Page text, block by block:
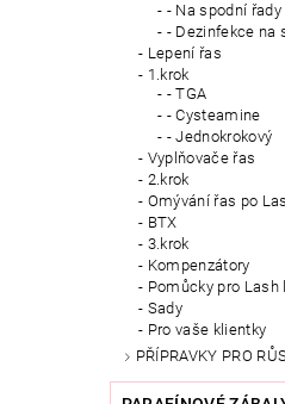
- Na spodní řady
- Dezinfekce na
Lepení řas
1.krok
- TGA
- Cysteamine
- Jednokrokový
Vyplňovače řas
2.krok
Omývání řas po
BTX
3.krok
Kompenzátory
Pomůcky pro Lash
Sady
Pro vaše klientky
PŘÍPRAVKY PRO